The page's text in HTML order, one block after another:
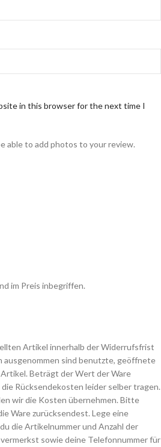
in this browser for the next time I
able to add photos to your review.
im Preis inbegriffen.
Artikel innerhalb der Widerrufsfrist
ausgenommen sind benutzte, geöffnete
Beträgt der Wert der Ware
Rücksendekosten leider selber tragen.
wir die Kosten übernehmen. Bitte
Ware zurücksendest. Lege eine
die Artikelnummer und Anzahl der
sowie deine Telefonnummer für